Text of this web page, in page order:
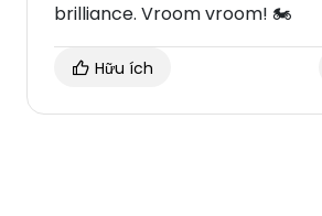
brilliance. Vroom vroom! 🏍️
Hữu ích